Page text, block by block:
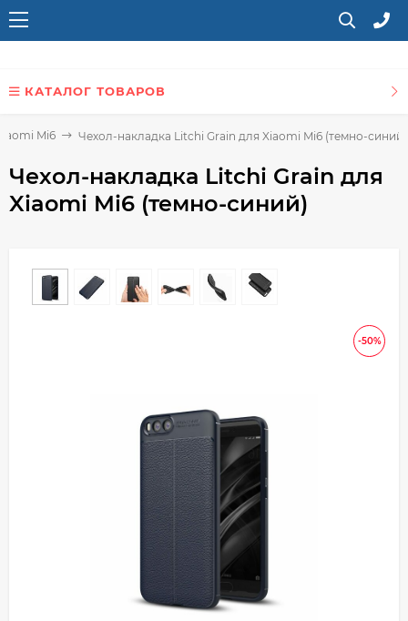
КАТАЛОГ ТОВАРОВ
Mi6 Чехол-накладка Litchi Grain для Xiaomi Mi6 (темно-синий)
Чехол-накладка Litchi Grain для
Xiaomi Mi6 (темно-синий)
-50%